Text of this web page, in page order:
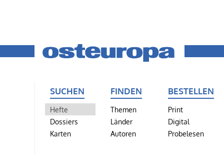
SUCHEN
Hefte
Dossiers
Karten
FINDEN
Themen
Länder
Autoren
BESTELLEN
Print
Digital
Probelesen